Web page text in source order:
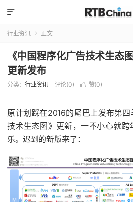

行业资讯  正文
《中国程序化广告技术生态
更新发布
分类： 行业资讯 评论(0)  赞(0)
原计划踩在2016的尾巴上发布第
技术生态图》更新，一不小心就跨
乐。迟到的新版来了：